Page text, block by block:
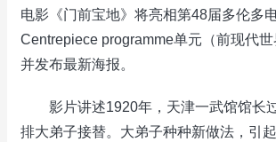
电影《门前宝地》将亮相第48届多伦多
Centrepiece programme单元（前现代世
并发布最新海报。
影片讲述1920年，天津一武馆馆长
排大弟子接替。大弟子种种新做法，引